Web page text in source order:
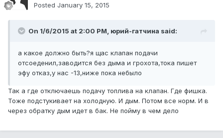
Posted January 15, 2015
On 1/6/2015 at 2:00 PM, юрий-гатчина said:
а какое должно быть?я щас клапан подачи
отсоеденил,заводится без дыма и грохота,тока пишет
эфу отказ,у нас -13,ниже пока небыло
Так а где отключаешь подачу топлива на клапан. Где фишка.
Тоже подстукивает на холодную. И дым. Потом все норм. И в
через обратку дым идет в бак. Не пойму в чем дело